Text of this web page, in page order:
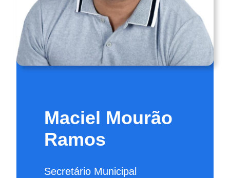
Maciel Mourão
Ramos
Secretário Municipal